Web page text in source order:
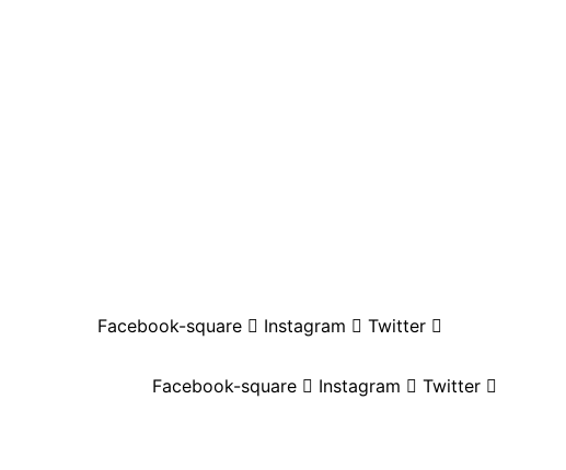
Facebook-square Instagram Twitter
Facebook-square Instagram Twitter